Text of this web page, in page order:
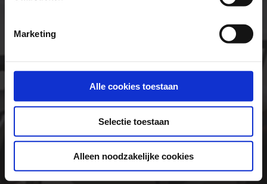
Marketing
Alle cookies toestaan
Selectie toestaan
Alleen noodzakelijke cookies